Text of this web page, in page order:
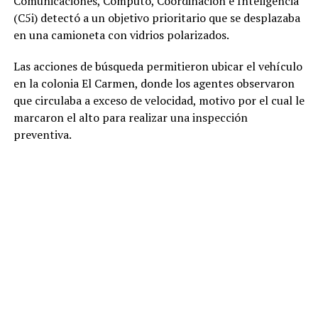
(C5i) detectó a un objetivo prioritario que se desplazaba
en una camioneta con vidrios polarizados.
Las acciones de búsqueda permitieron ubicar el vehículo
en la colonia El Carmen, donde los agentes observaron
que circulaba a exceso de velocidad, motivo por el cual le
marcaron el alto para realizar una inspección
preventiva.